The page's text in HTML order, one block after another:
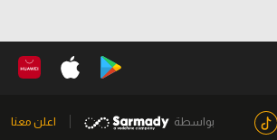
بواسطة اعلن معنا